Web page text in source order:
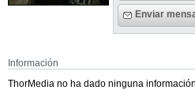
Enviar
Información
ThorMedia no ha dado ninguna